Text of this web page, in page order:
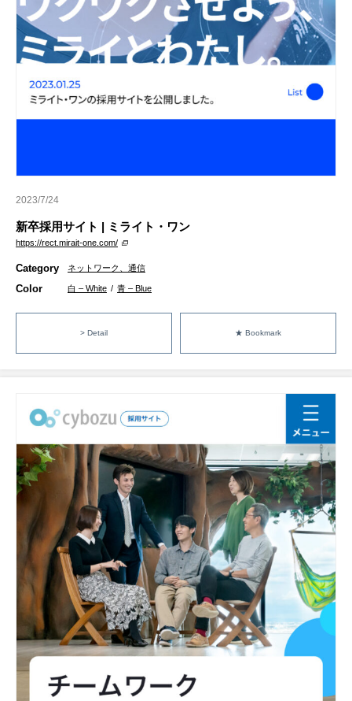
2023/7/24
新卒採用サイト | ミライト・ワン
https://rect.mirait-one.com/
Category ネットワーク、通信
Color 白 – White / 青 – Blue
> Detail ★ Bookmark